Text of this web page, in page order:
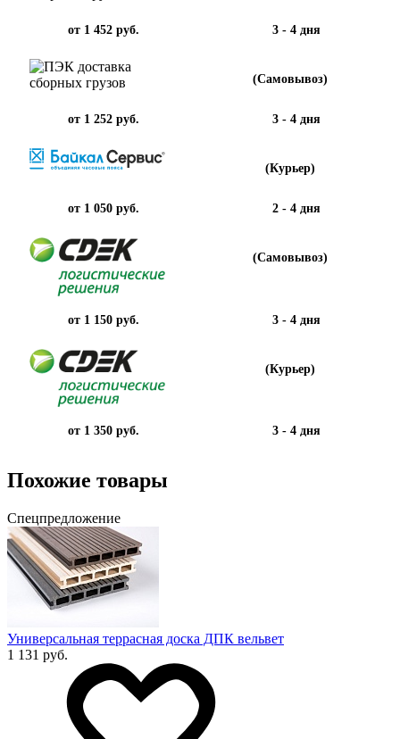
от 1 452 руб. 3 - 4 дня
(Самовывоз)
от 1 252 руб. 3 - 4 дня
(Курьер)
от 1 050 руб. 2 - 4 дня
(Самовывоз)
от 1 150 руб. 3 - 4 дня
(Курьер)
от 1 350 руб. 3 - 4 дня
Похожие товары
Спецпредложение
Универсальная террасная доска ДПК вельвет
1 131 руб.